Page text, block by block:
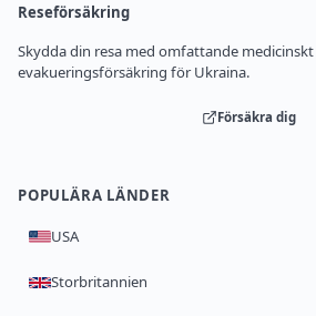
Reseförsäkring
Skydda din resa med omfattande
evakueringsförsäkring för Ukraina.
Försäkra dig
POPULÄRA LÄNDER
USA
Storbritannien